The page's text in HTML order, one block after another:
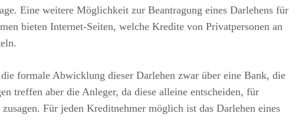
Eine weitere Möglichkeit zur Beantragung eines Darlehens für
bieten Internet-Seiten, welche Kredite von Privatpersonen an
formale Abwicklung dieser Darlehen zwar über eine Bank, die
treffen aber die Anleger, da diese alleine entscheiden, für
Für jeden Kreditnehmer möglich ist das Darlehen eines